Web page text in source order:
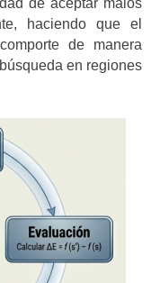
de aceptar malos
haciendo que el
de manera
en regiones